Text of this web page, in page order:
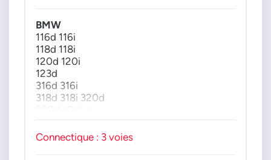
BMW
116d 116i
118d 118i
120d 120i
123d
316d 316i
318d 318i 320d
3 ActiveHybrid
Connectique : 3 voies